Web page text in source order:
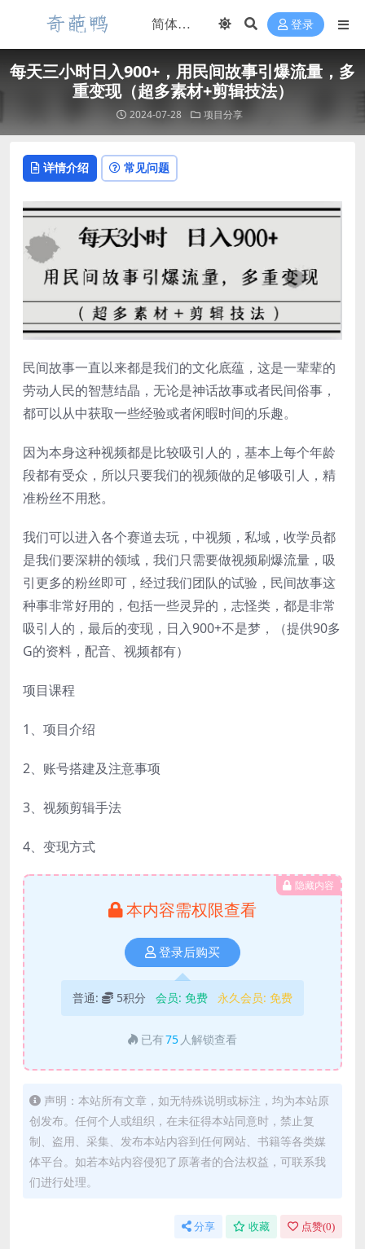
登录
每天三小时日入900+，用民间故事引爆流量，多
重变现（超多素材+剪辑技法）
2024-07-28 项目分享
详情介绍 常见问题
民间故事一直以来都是我们的文化底蕴，这是一辈辈的
劳动人民的智慧结晶，无论是神话故事或者民间俗事，
都可以从中获取一些经验或者闲暇时间的乐趣。
因为本身这种视频都是比较吸引人的，基本上每个年龄
段都有受众，所以只要我们的视频做的足够吸引人，精
准粉丝不用愁。
我们可以进入各个赛道去玩，中视频，私域，收学员都
是我们要深耕的领域，我们只需要做视频刷爆流量，吸
引更多的粉丝即可，经过我们团队的试验，民间故事这
种事非常好用的，包括一些灵异的，志怪类，都是非常
吸引人的，最后的变现，日入900+不是梦，（提供90多
G的资料，配音、视频都有）
项目课程
1、项目介绍
2、账号搭建及注意事项
3、视频剪辑手法
4、变现方式
隐藏内容
本内容需权限查看
登录后购买
普通: 5积分 会员: 免费 永久会员: 免费
已有75 人解锁查看
声明：本站所有文章，如无特殊说明或标注，均为本站原
创发布。任何个人或组织，在未征得本站同意时，禁止复
制、盗用、采集、发布本站内容到任何网站、书籍等各类媒
体平台。如若本站内容侵犯了原著者的合法权益，可联系我
们进行处理。
分享 收藏 点赞(0)